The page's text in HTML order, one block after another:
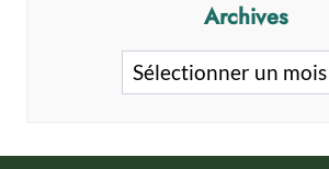
Archives
Archives